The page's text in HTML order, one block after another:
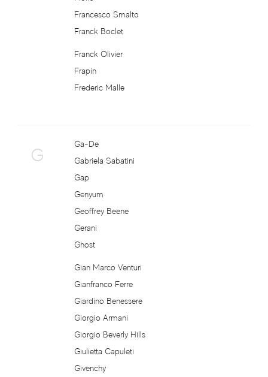
Francesco Smalto
Franck Boclet
Franck Olivier
Frapin
Frederic Malle
G
Ga-De
Gabriela Sabatini
Gap
Genyum
Geoffrey Beene
Gerani
Ghost
Gian Marco Venturi
Gianfranco Ferre
Giardino Benessere
Giorgio Armani
Giorgio Beverly Hills
Giulietta Capuleti
Givenchy
CnR Create
Comptoir Sud Pacifique
Coquillete Paris
Costume National